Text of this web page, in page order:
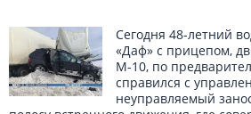
Сегодня 48-летний
«Даф» с прицепом,
М-10, по
справился с
неуправляемый